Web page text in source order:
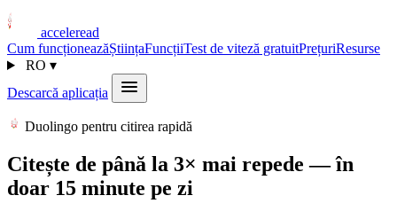
acceleread
Cum funcționeazăȘtiințaFuncțiiTest de viteză gratuitPrețuriResurse
RO ▾
Descarcă aplicația
Duolingo pentru citirea rapidă
Citește de până la 3× mai repede — în
doar 15 minute pe zi